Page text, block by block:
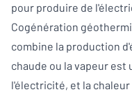
pour produire de
Cogénération
combine la production
chaude ou la vapeur
l'électricité, et la